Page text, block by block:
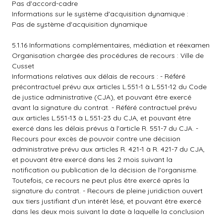
Pas d'accord-cadre
Informations sur le système d'acquisition dynamique :
Pas de système d'acquisition dynamique
5.1.16 Informations complémentaires, médiation et réexamen
Organisation chargée des procédures de recours : Ville de
Cusset
Informations relatives aux délais de recours : - Référé
précontractuel prévu aux articles L.551-1 à L.551-12 du Code
de justice administrative (CJA), et pouvant être exercé
avant la signature du contrat. - Référé contractuel prévu
aux articles L.551-13 à L.551-23 du CJA, et pouvant être
exercé dans les délais prévus à l'article R. 551-7 du CJA. -
Recours pour excès de pouvoir contre une décision
administrative prévu aux articles R. 421-1 à R. 421-7 du CJA,
et pouvant être exercé dans les 2 mois suivant la
notification ou publication de la décision de l'organisme.
Toutefois, ce recours ne peut plus être exercé après la
signature du contrat. - Recours de pleine juridiction ouvert
aux tiers justifiant d'un intérêt lésé, et pouvant être exercé
dans les deux mois suivant la date à laquelle la conclusion